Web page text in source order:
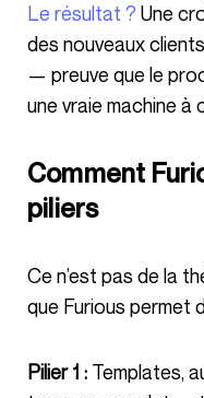
Le résultat ? Une
des nouveaux
— preuve que le
une vraie machine à
Comment Furious matérialise ces 3
piliers
Ce n’est pas de la théorie. C’est exactement ce
que Furious permet
Pilier 1 : Templates,